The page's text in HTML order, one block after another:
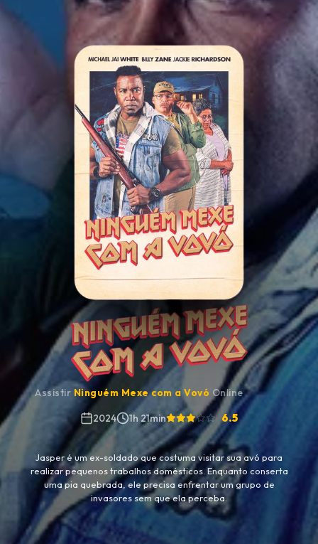
Minha Lista
Pesquisar
Assistir Ninguém Mexe com a Vovó Online
2024
1h 21min 6.5
Jasper é um ex-soldado que costuma visitar sua avó para
realizar pequenos trabalhos domésticos. Enquanto conserta
uma pia quebrada, ele precisa enfrentar um grupo de
invasores sem que ela perceba.